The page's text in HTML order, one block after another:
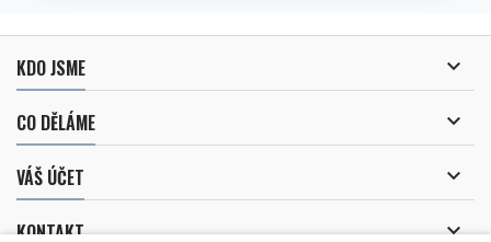
KDO JSME 
CO DĚLÁME 
VÁŠ ÚČET 
KONTAKT 